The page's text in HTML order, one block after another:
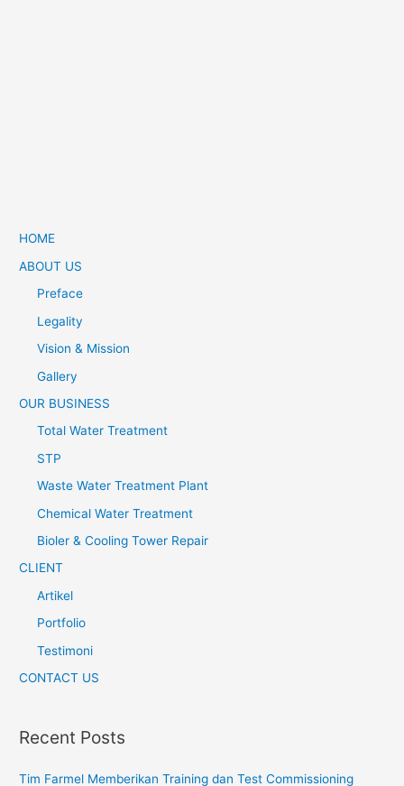
HOME
ABOUT US
Preface
Legality
Vision & Mission
Gallery
OUR BUSINESS
Total Water Treatment
STP
Waste Water Treatment Plant
Chemical Water Treatment
Bioler & Cooling Tower Repair
CLIENT
Artikel
Portfolio
Testimoni
CONTACT US
Recent Posts
Tim Farmel Memberikan Training dan Test Commissioning